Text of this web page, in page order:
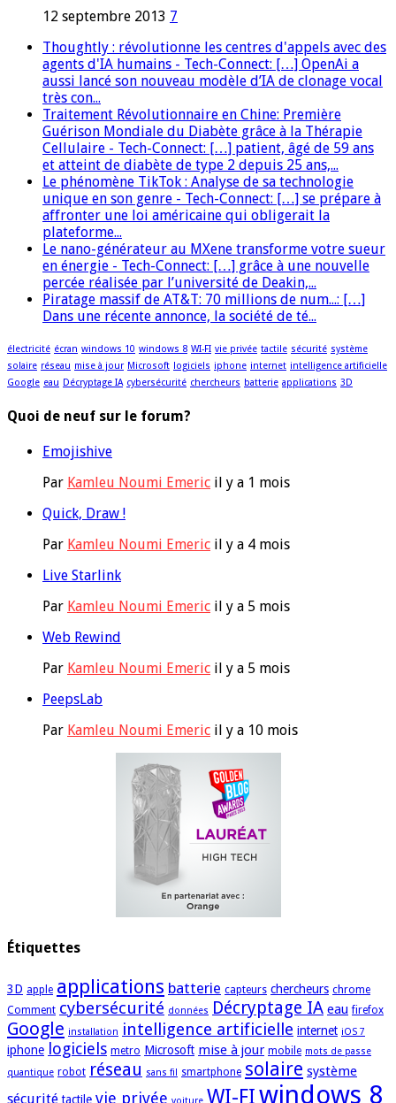
12 septembre 2013 7
Thoughtly : révolutionne les centres d'appels avec des
agents d'IA humains - Tech-Connect: […] OpenAi a
aussi lancé son nouveau modèle d’IA de clonage vocal
très con...
Traitement Révolutionnaire en Chine: Première
Guérison Mondiale du Diabète grâce à la Thérapie
Cellulaire - Tech-Connect: […] patient, âgé de 59 ans
et atteint de diabète de type 2 depuis 25 ans,...
Le phénomène TikTok : Analyse de sa technologie
unique en son genre - Tech-Connect: […] se prépare à
affronter une loi américaine qui obligerait la
plateforme...
Le nano-générateur au MXene transforme votre sueur
en énergie - Tech-Connect: […] grâce à une nouvelle
percée réalisée par l’université de Deakin,...
Piratage massif de AT&T: 70 millions de num...: […]
Dans une récente annonce, la société de té...
électricité écran windows 10 windows 8 WI-FI vie privée tactile sécurité système
solaire réseau mise à jour Microsoft logiciels iphone internet intelligence artificielle
Google eau Décryptage IA cybersécurité chercheurs batterie applications 3D
Quoi de neuf sur le forum?
Emojishive
Par Kamleu Noumi Emeric il y a 1 mois
Quick, Draw !
Par Kamleu Noumi Emeric il y a 4 mois
Live Starlink
Par Kamleu Noumi Emeric il y a 5 mois
Web Rewind
Par Kamleu Noumi Emeric il y a 5 mois
PeepsLab
Par Kamleu Noumi Emeric il y a 10 mois
Étiquettes
3D apple applications batterie capteurs chercheurs chrome
Comment cybersécurité données Décryptage IA eau firefox
Google installation intelligence artificielle internet iOS 7
iphone logiciels metro Microsoft mise à jour mobile mots de passe
quantique robot réseau sans fil smartphone solaire système
sécurité tactile vie privée voiture WI-FIwindows 8